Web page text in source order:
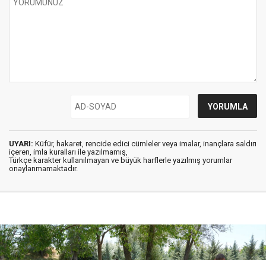
UYARI: Küfür, hakaret, rencide edici cümleler veya imalar, inançlara saldırı
içeren, imla kuralları ile yazılmamış,
Türkçe karakter kullanılmayan ve büyük harflerle yazılmış yorumlar
onaylanmamaktadır.